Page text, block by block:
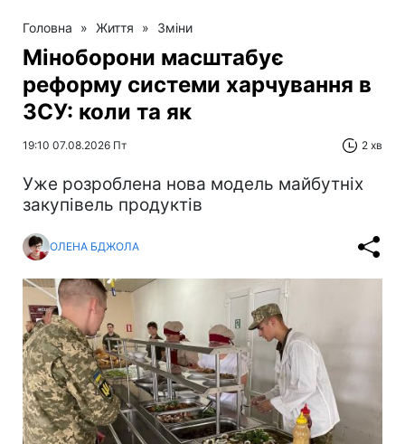
Головна » Життя » Зміни
Міноборони масштабує
реформу системи харчування в
ЗСУ: коли та як
19:10 07.08.2026 Пт 2 хв
Уже розроблена нова модель майбутніх
закупівель продуктів
ОЛЕНА БДЖОЛА